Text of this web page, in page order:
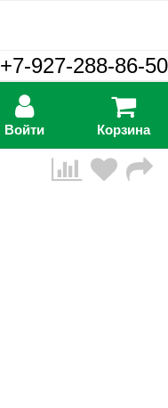
+7-927-288-86-50
Войти Корзина